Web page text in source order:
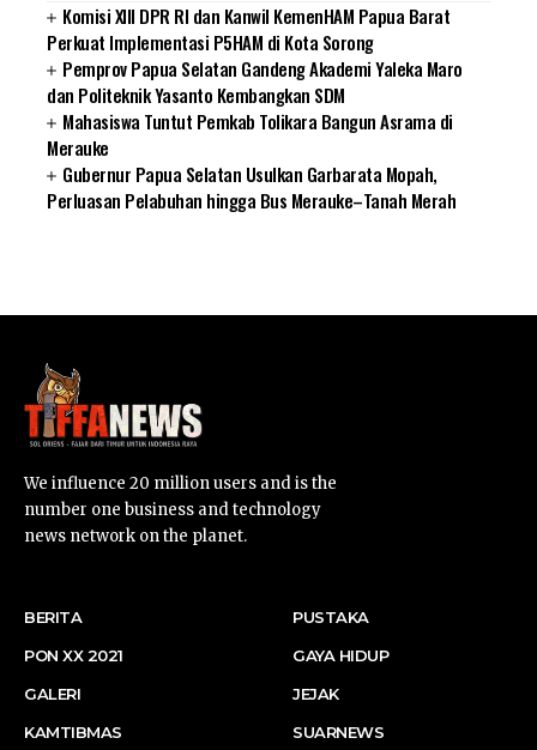
Komisi XIII DPR RI dan Kanwil KemenHAM Papua Barat
Perkuat Implementasi P5HAM di Kota Sorong
Pemprov Papua Selatan Gandeng Akademi Yaleka Maro
dan Politeknik Yasanto Kembangkan SDM
Mahasiswa Tuntut Pemkab Tolikara Bangun Asrama di
Merauke
Gubernur Papua Selatan Usulkan Garbarata Mopah,
Perluasan Pelabuhan hingga Bus Merauke–Tanah Merah
We influence 20 million users and is the
number one business and technology
news network on the planet.
BERITA
PON XX 2021
GALERI
KAMTIBMAS
PUSTAKA
GAYA HIDUP
JEJAK
SUARNEWS